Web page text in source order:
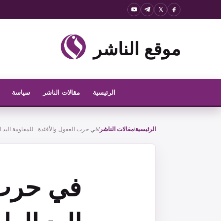
موقع الناشر
الرئيسية مقالات الناشر سياسة
الرئيسية/مقالات الناشر/في حرب العقول والأفئدة.. للمقاومة اليد
في حرب